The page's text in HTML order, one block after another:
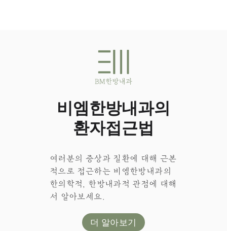
비엠한방내과의
환자접근법
여러분의 증상과 질환에 대해 근본
적으로 접근하는 비엠한방내과의
한의학적, 한방내과적 관점에 대해
서 알아보세요.
더 알아보기